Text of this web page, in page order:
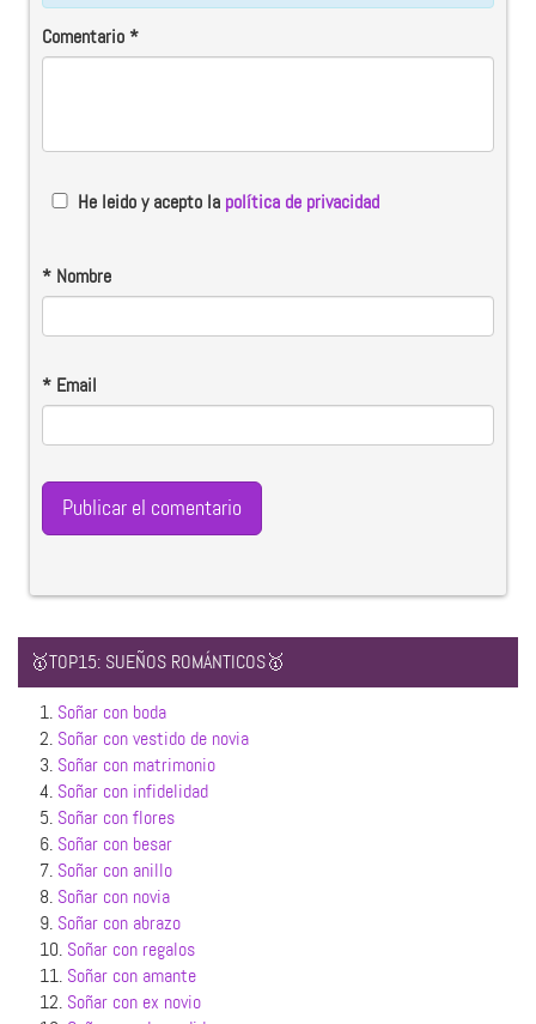
Comentario*
He leido y acepto la política de privacidad
* Nombre
* Email
🥇TOP15: SUEÑOS ROMÁNTICOS🥇
1. Soñar con boda
2. Soñar con vestido de novia
3. Soñar con matrimonio
4. Soñar con infidelidad
5. Soñar con flores
6. Soñar con besar
7. Soñar con anillo
8. Soñar con novia
9. Soñar con abrazo
10. Soñar con regalos
11. Soñar con amante
12. Soñar con ex novio